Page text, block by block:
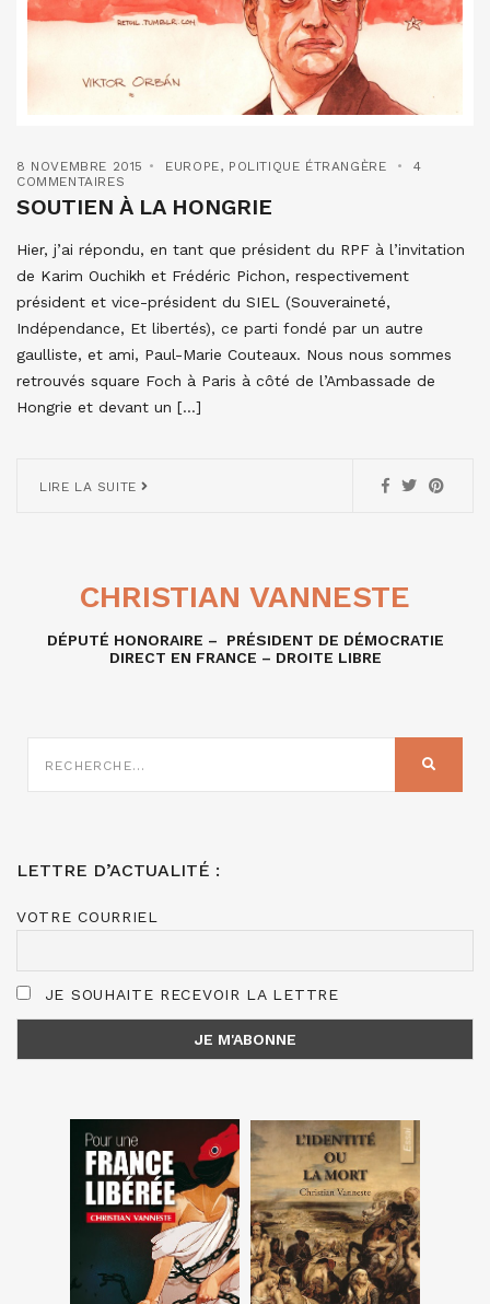
8 NOVEMBRE 2015 EUROPE, POLITIQUE ÉTRANGÈRE
4
COMMENTAIRES
SOUTIEN À LA HONGRIE
Hier, j’ai répondu, en tant que président du RPF à l’invitation
de Karim Ouchikh et Frédéric Pichon, respectivement
président et vice-président du SIEL (Souveraineté,
Indépendance, Et libertés), ce parti fondé par un autre
gaulliste, et ami, Paul-Marie Couteaux. Nous nous sommes
retrouvés square Foch à Paris à côté de l’Ambassade de
Hongrie et devant un […]
LIRE LA SUITE
CHRISTIAN VANNESTE
DÉPUTÉ HONORAIRE – PRÉSIDENT DE DÉMOCRATIE
DIRECT EN FRANCE – DROITE LIBRE
SUR
LETTRE D’ACTUALITÉ :
VOTRE COURRIEL
JE SOUHAITE RECEVOIR LA LETTRE